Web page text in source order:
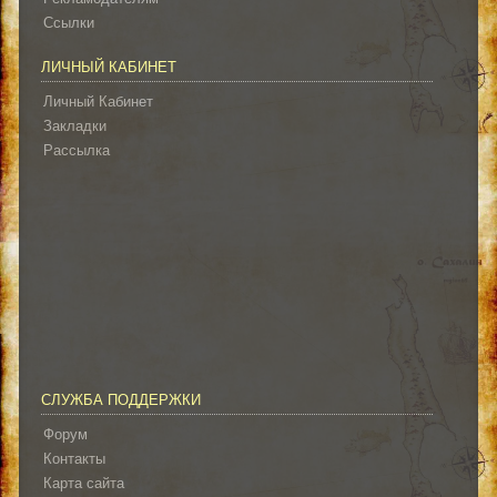
Ссылки
ЛИЧНЫЙ КАБИНЕТ
Личный Кабинет
Закладки
Рассылка
СЛУЖБА ПОДДЕРЖКИ
Форум
Контакты
Карта сайта